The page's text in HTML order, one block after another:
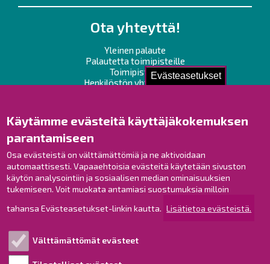
Evästeasetukset
Käytämme evästeitä käyttäjäkokemuksen
parantamiseen
Osa evästeistä on välttämättömiä ja ne aktivoidaan
automaattisesti. Vapaaehtoisia evästeitä käytetään sivuston
käytön analysointiin ja sosiaalisen median ominaisuuksien
tukemiseen. Voit muokata antamiasi suostumuksia milloin
tahansa Evästeasetukset-linkin kautta. Lisätietoa evästeistä.
Välttämättömät evästeet
Ota yhteyttä!
Yleinen palaute
Palautetta toimipisteille
Toimipisteet
Henkilöstön yhteystiedot
Raahe Facebookissa
Raahe Instagramissa
Raahe LinkedInissä
Raahe YouTubessa
Esityslistat ja pöytäkirjat